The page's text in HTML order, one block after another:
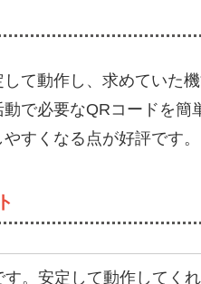
て動作し、求めていた
で必要なQRコードを
すくなる点が好評です。
。安定して動作してく